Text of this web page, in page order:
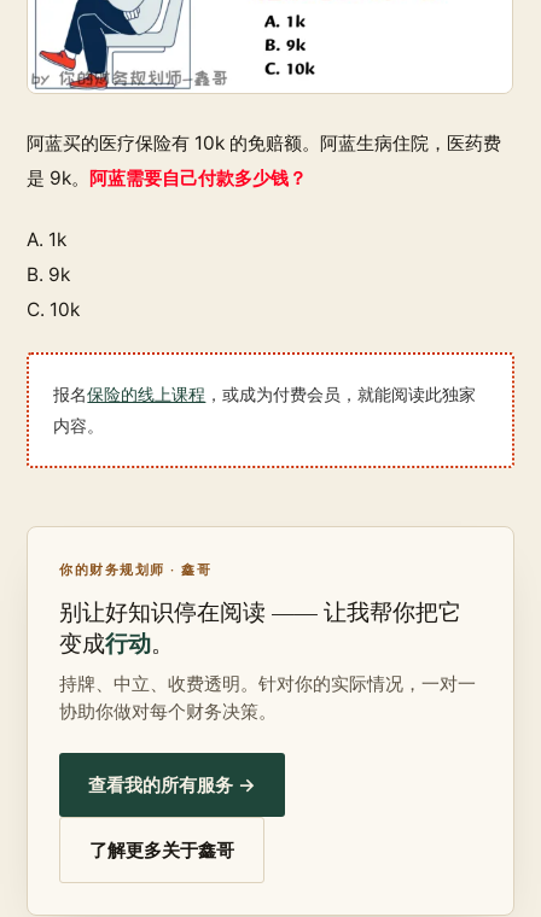
阿蓝买的医疗保险有 10k 的免赔额。阿蓝生病住院，医药费
是 9k。 阿蓝需要自己付款多少钱？
A. 1k
B. 9k
C. 10k
报名保险的线上课程 ，或成为付费会员，就能阅读此独家
内容。
你的财务规划师 · 鑫哥
别让好知识停在阅读 —— 让我帮你把它
变成行动。
持牌、中立、收费透明。针对你的实际情况，一对一
协助你做对每个财务决策。
查看我的所有服务 →
了解更多关于鑫哥